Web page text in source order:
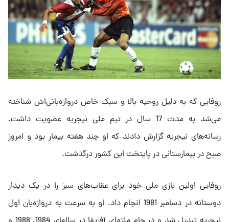
روفایی که به دلیل روحیه بالا و سبک خاص دروازه‌بانی‌اش شناخته
‌می‌شد به مدت 17 سال در تیم ملی نیجریه عضویت داشت.
‌رسانه‌های نیجریه گزارش دادند که او چند هفته بیمار بود و امروز
‌صبح در بیمارستانی در پایتخت این کشور درگذشت. ‌
روفایی اولین بازی ملی خود برای عقاب‌های سبز را در یک دیدار
‌دوستانه در دسامبر 1981 انجام داد. او به سرعت به دروازه‌بان اول